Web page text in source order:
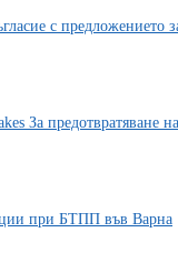
с предложението
За предотвратяване
при БТПП във Варна